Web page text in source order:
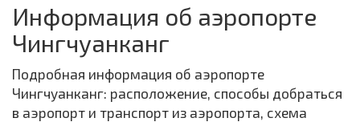
Информация об аэропорте
Чингчуанканг
Подробная информация об аэропорте
Чингчуанканг: расположение, способы добраться
в аэропорт и транспорт из аэропорта, схема